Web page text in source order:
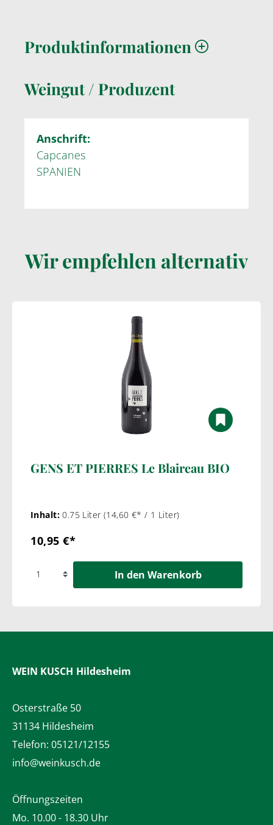
Produktinformationen
Weingut / Produzent
Anschrift:
Capcanes
SPANIEN
Wir empfehlen alternativ
GENS ET PIERRES Le Blaireau BIO
Inhalt:0.75 Liter (14,60 €* / 1 Liter)
10,95 €*
In den Warenkorb
WEIN KUSCH Hildesheim
Osterstraße 50
31134 Hildesheim
Telefon: 05121/12155
info@weinkusch.de
Öffnungszeiten
Mo. 10.00 - 18.30 Uhr